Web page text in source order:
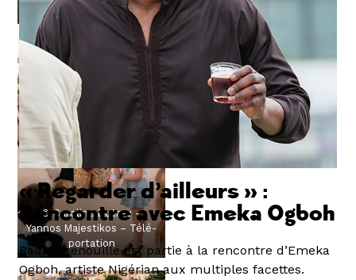
portation
© Caroline Dutrey –
Yannos Majestikos – Télé-
portation
« Regarder d’ailleurs » :
Rencontre avec Emeka Ogboh
Radio Grenouille est partie à la rencontre d’Emeka
Ogboh, artiste Nigérian aux multiples facettes.